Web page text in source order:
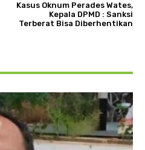
Kasus Oknum Perades Wates,
Kepala DPMD : Sanksi
Terberat Bisa Diberhentikan